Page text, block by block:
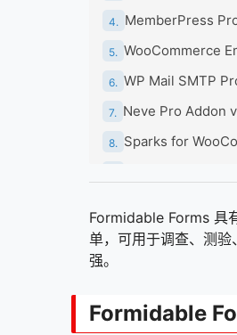
4. MemberPress
5. WooCommerce
6. WP Mail SMTP
7. Neve Pro Addon
8. Sparks for
11. WP Rocket
14. Thrive主题的高
Formidable Forms 具
单，可用于调查、测
强。
Formidable